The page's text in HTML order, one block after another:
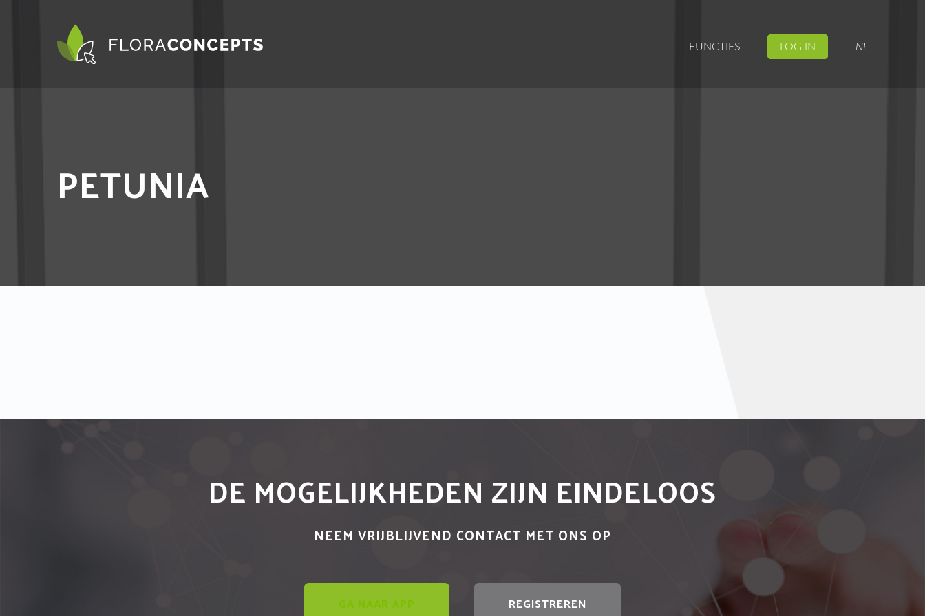
FUNCTIES LOG IN NL
PETUNIA
DE MOGELIJKHEDEN ZIJN EINDELOOS
NEEM VRIJBLIJVEND CONTACT MET ONS OP
GA NAAR APP REGISTREREN